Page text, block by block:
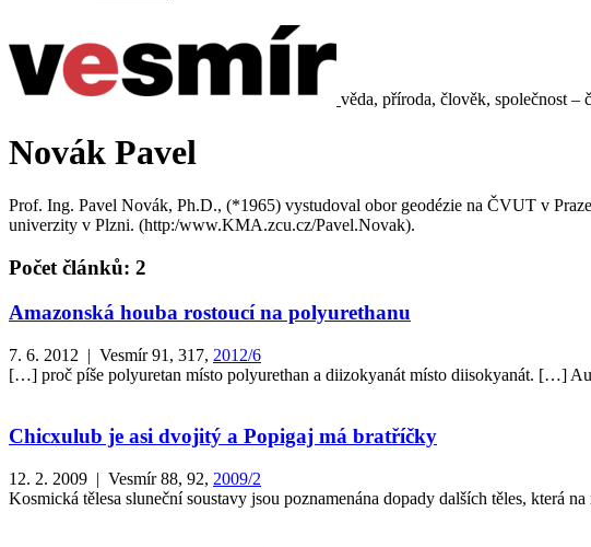
věda, příroda, člověk, společnost –
Novák Pavel
Prof. Ing. Pavel Novák, Ph.D., (*1965) vystudoval obor geodézie na ČVUT v
univerzity v Plzni. (http:/www.KMA.zcu.cz/Pavel.Novak).
Počet článků: 2
Amazonská houba rostoucí na polyurethanu
7. 6. 2012 | Vesmír 91, 317, 2012/6
[…] proč píše polyuretan místo polyurethan a diizokyanát místo diisokyanát. […]
Chicxulub je asi dvojitý a Popigaj má bratříčky
12. 2. 2009 | Vesmír 88, 92, 2009/2
Kosmická tělesa sluneční soustavy jsou poznamenána dopady dalších těles, která